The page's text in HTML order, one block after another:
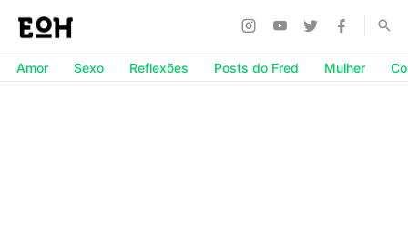
Amor Sexo Reflexões Posts do Fred Mulher